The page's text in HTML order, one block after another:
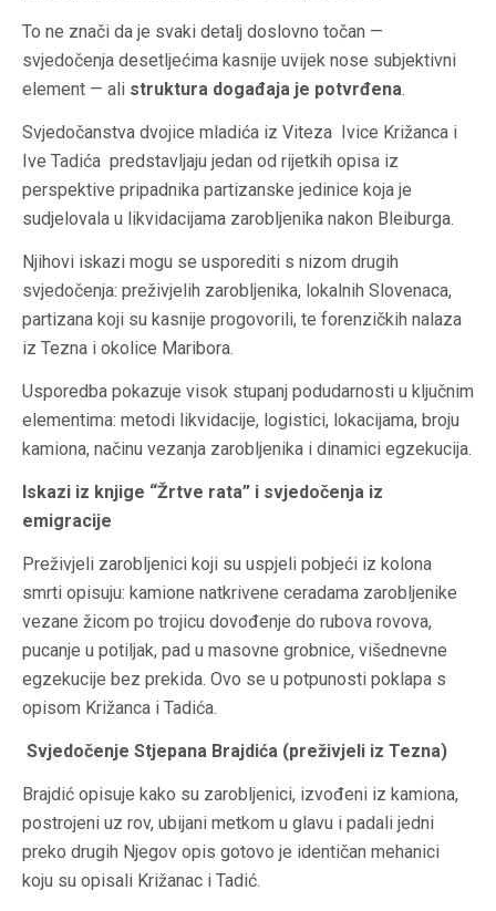
To ne znači da je svaki detalj doslovno točan —
svjedočenja desetljećima kasnije uvijek nose subjektivni
element — ali struktura događaja je potvrđena.
Svjedočanstva dvojice mladića iz Viteza Ivice Križanca i
Ive Tadića predstavljaju jedan od rijetkih opisa iz
perspektive pripadnika partizanske jedinice koja je
sudjelovala u likvidacijama zarobljenika nakon Bleiburga.
Njihovi iskazi mogu se usporediti s nizom drugih
svjedočenja: preživjelih zarobljenika, lokalnih Slovenaca,
partizana koji su kasnije progovorili, te forenzičkih nalaza
iz Tezna i okolice Maribora.
Usporedba pokazuje visok stupanj podudarnosti u ključnim
elementima: metodi likvidacije, logistici, lokacijama, broju
kamiona, načinu vezanja zarobljenika i dinamici egzekucija.
Iskazi iz knjige “Žrtve rata” i svjedočenja iz
emigracije
Preživjeli zarobljenici koji su uspjeli pobjeći iz kolona
smrti opisuju: kamione natkrivene ceradama zarobljenike
vezane žicom po trojicu dovođenje do rubova rovova,
pucanje u potiljak, pad u masovne grobnice, višednevne
egzekucije bez prekida. Ovo se u potpunosti poklapa s
opisom Križanca i Tadića.
Svjedočenje Stjepana Brajdića (preživjeli iz Tezna)
Brajdić opisuje kako su zarobljenici, izvođeni iz kamiona,
postrojeni uz rov, ubijani metkom u glavu i padali jedni
preko drugih Njegov opis gotovo je identičan mehanici
koju su opisali Križanac i Tadić.